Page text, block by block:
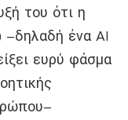
του ότι η
–δηλαδή ένα AI
ευρύ φάσμα